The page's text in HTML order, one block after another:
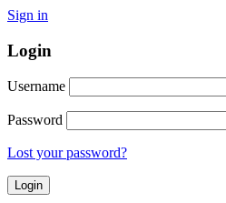
Sign in
Login
Username
Password
Lost your password?